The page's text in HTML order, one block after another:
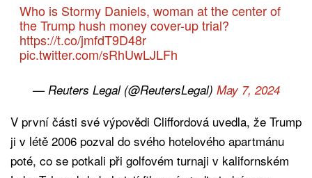
Who is Stormy Daniels, woman at the center of
the Trump hush money cover-up trial?
https://t.co/jmfdT9D48r
pic.twitter.com/sRhUwLJLFh
— Reuters Legal (@ReutersLegal) May 7, 2024
V první části své výpovědi Cliffordová uvedla, že Trump
ji v létě 2006 pozval do svého hotelového apartmánu
poté, co se potkali při golfovém turnaji v kalifornském